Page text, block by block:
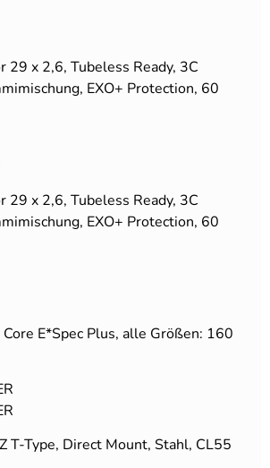
29 x 2,6, Tubeless Ready, 3C
EXO+ Protection, 60
29 x 2,6, Tubeless Ready, 3C
EXO+ Protection, 60
E*Spec Plus, alle Größen: 160
T-Type, Direct Mount, Stahl, CL55